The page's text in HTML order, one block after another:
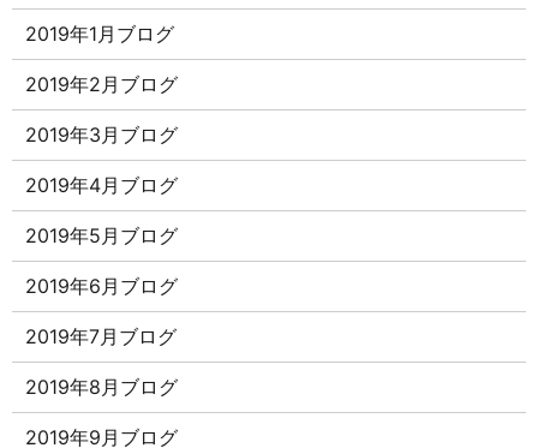
2019年1月ブログ
2019年2月ブログ
2019年3月ブログ
2019年4月ブログ
2019年5月ブログ
2019年6月ブログ
2019年7月ブログ
2019年8月ブログ
2019年9月ブログ